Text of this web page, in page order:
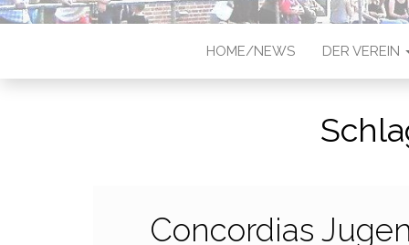
Sportverein in Münster-
HOME/NEWS DER VEREIN
Concordias